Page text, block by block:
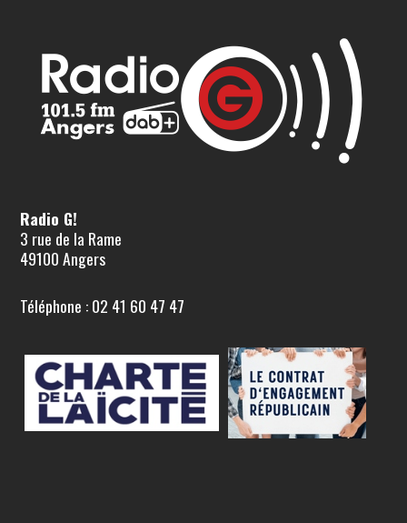
Radio G!
3 rue de la Rame
49100 Angers
Téléphone : 02 41 60 47 47